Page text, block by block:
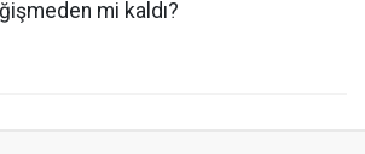
mi kaldı?